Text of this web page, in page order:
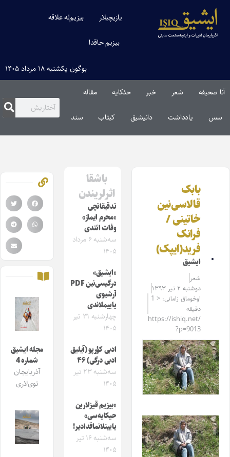
یازیچیلار بیزیم‌له علاقه
بیزیم حاقدا
بوگون یکشنبه ۱۸ مرداد ۱۴۰۵
آنا صحیفه شعر خبر حئکایه مقاله‌
سس یادداشت دانیشیق کیتاب سند
بابک
قالاسی‌نین
خاتینی /
فرانک
فرید(ایپک)
ایشیق
شعر
دوشنبه ۲ تیر ۱۳۹۳
اوخوماق زامانی: < 1
دقیقه
https://ishiq.net/
?p=9013
باشقا
اثرلریندن
تدقیقاتچی
«محرم ایماز»
وفات ائتدی
سه‌شنبه ۶ مرداد
۱۴۰۵
«ایشیق»
درگیسی‌نین PDF
آرشیوی
یاییملاندی
چهارشنبه ۳۱ تیر
۱۴۰۵
ادبی کؤرپو (آیلیق
ادبی درگی) ۴۶
سه‌شنبه ۲۳ تیر
۱۴۰۵
«بیزیم قیزلارین
حیکایه‌سی»
یایینلانماقدادیر!
سه‌شنبه ۱۶ تیر
۱۴۰۵
مجله ایشیق
شماره 4
آذربایجان
توی‌لاری